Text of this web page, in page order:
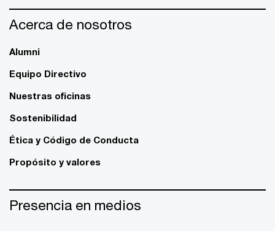
Acerca de nosotros
Alumni
Equipo Directivo
Nuestras oficinas
Sostenibilidad
Ética y Código de Conducta
Propósito y valores
Presencia en medios